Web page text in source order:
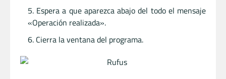
Espera a que aparezca abajo del todo el mensaje
«Operación realizada».
Cierra la ventana del programa.